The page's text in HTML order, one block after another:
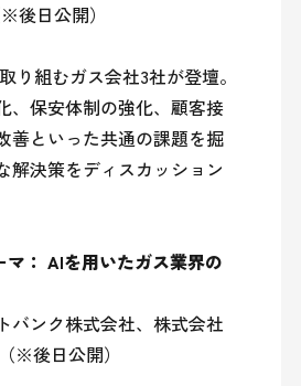
後日公開）
り組むガス会社3社が登壇。
、保安体制の強化、顧客接
善といった共通の課題を掘
解決策をディスカッション
： AIを用いたガス業界の
バンク株式会社、株式会社
※後日公開）